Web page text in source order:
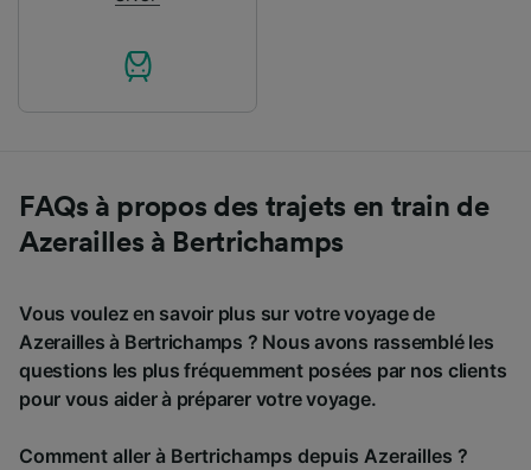
FAQs à propos des trajets en train de
Azerailles à Bertrichamps
Vous voulez en savoir plus sur votre voyage de
Azerailles à Bertrichamps ? Nous avons rassemblé les
questions les plus fréquemment posées par nos clients
pour vous aider à préparer votre voyage.
Comment aller à Bertrichamps depuis Azerailles ?